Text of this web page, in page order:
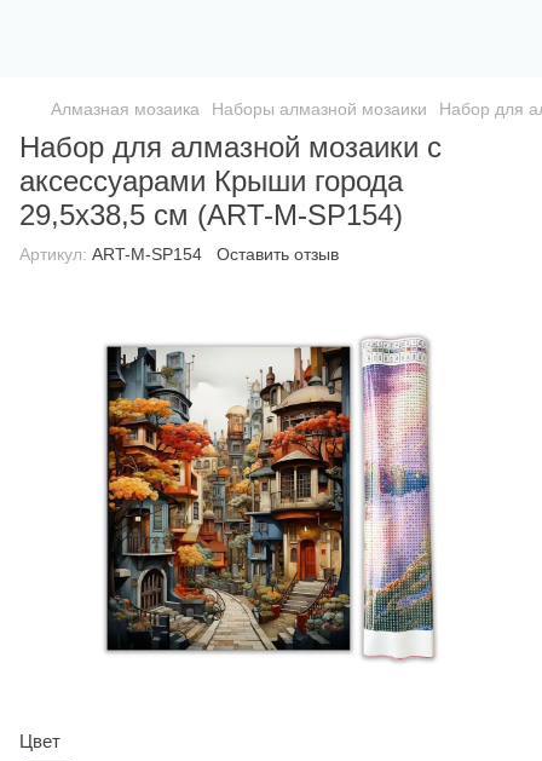
Алмазная мозаика Наборы алмазной мозаики Набор для
Набор для алмазной мозаики с
аксессуарами Крыши города
29,5х38,5 см (ART-M-SP154)
Артикул: ART-M-SP154 Оставить отзыв
Цвет